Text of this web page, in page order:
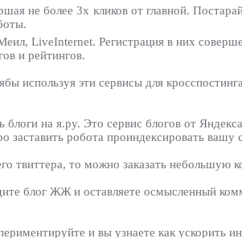
не более 3х кликов от главной.
LiveInternet. Регистрация в них
и рейтингов.
используя эти сервисы для
на я.ру. Это сервис блогов от
робота проиндексировать вашу
твиттера, то можно заказать небольшую
блог ЖЖ и оставляете осмысленный
и вы узнаете как ускорить